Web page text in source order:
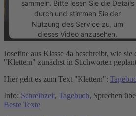
sammeln. Bitte lesen Sie die Details
durch und stimmen Sie der
Nutzung des Service zu, um
dieses Video anzusehen.
Mehr Informationen
Akzeptieren
powered byUsercentrics Consent
Josefine aus Klasse 4a beschreibt, wie
"Klettern" zunächst in Stichworten
Hier geht es zum Text "Klettern":
Info: Schreibzeit, Tagebuch, Sprechen
Beste Texte